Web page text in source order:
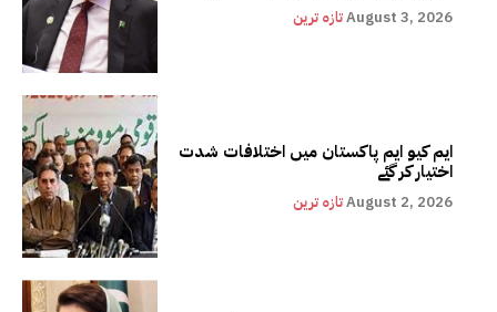
تازہ ترینAugust 3, 2026
ایم کیو ایم پاکستان میں اختلافات شدت
اختیار کر گئے
تازہ ترینAugust 2, 2026